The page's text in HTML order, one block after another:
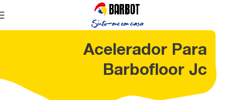
Acelerador Para
Barbofloor Jc